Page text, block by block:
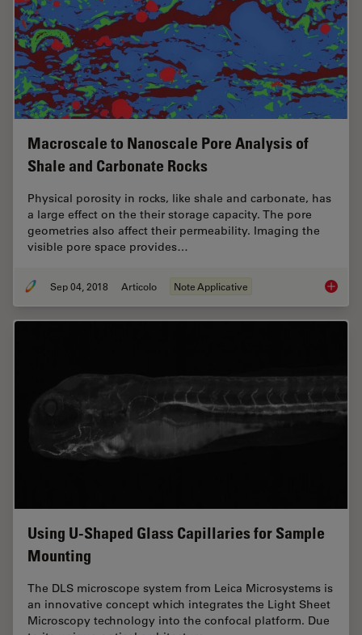
Macroscale to Nanoscale Pore Analysis of
Shale and Carbonate Rocks
Physical porosity in rocks, like shale and carbonate, has
a large effect on the their storage capacity. The pore
geometries also affect their permeability. Imaging the
visible pore space provides…
Sep 04, 2018 Articolo Note Applicative
Using U-Shaped Glass Capillaries for Sample
Mounting
The DLS microscope system from Leica Microsystems is
an innovative concept which integrates the Light Sheet
Microscopy technology into the confocal platform. Due